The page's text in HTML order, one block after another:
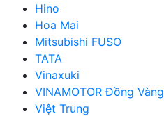
Hino
Hoa Mai
Mitsubishi FUSO
TATA
Vinaxuki
VINAMOTOR Đồng Vàng
Việt Trung